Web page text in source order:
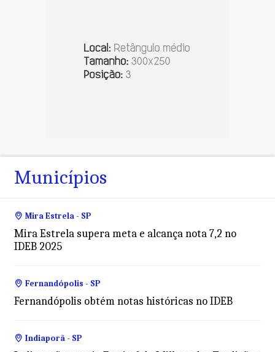
Municípios
Mira Estrela - SP
Mira Estrela supera meta e alcança nota 7,2 no
IDEB 2025
Fernandópolis - SP
Fernandópolis obtém notas históricas no IDEB
Indiaporã - SP